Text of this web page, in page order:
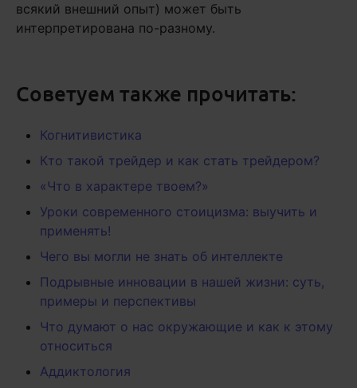
всякий внешний опыт) может быть
интерпретирована по-разному.
Советуем также прочитать:
Когнитивистика
Кто такой трейдер и как стать трейдером?
«Что в характере твоем?»
Уроки современного стоицизма: выучить и
применять!
Чего вы могли не знать об интеллекте
Подрывные инновации в нашей жизни: суть,
примеры и перспективы
Что думают о нас окружающие и как к этому
относиться
Аддиктология